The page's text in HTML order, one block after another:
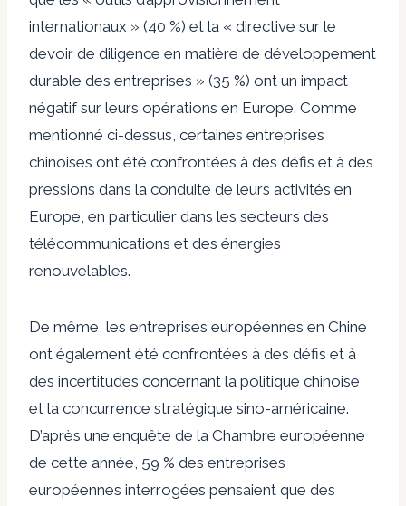
internationaux » (40 %) et la « directive sur le
devoir de diligence en matière de développement
durable des entreprises » (35 %) ont un impact
négatif sur leurs opérations en Europe. Comme
mentionné ci-dessus, certaines entreprises
chinoises ont été confrontées à des défis et à des
pressions dans la conduite de leurs activités en
Europe, en particulier dans les secteurs des
télécommunications et des énergies
renouvelables.
De même, les entreprises européennes en Chine
ont également été confrontées à des défis et à
des incertitudes concernant la politique chinoise
et la concurrence stratégique sino-américaine.
D’après une enquête de la Chambre européenne
de cette année, 59 % des entreprises
européennes interrogées pensaient que des